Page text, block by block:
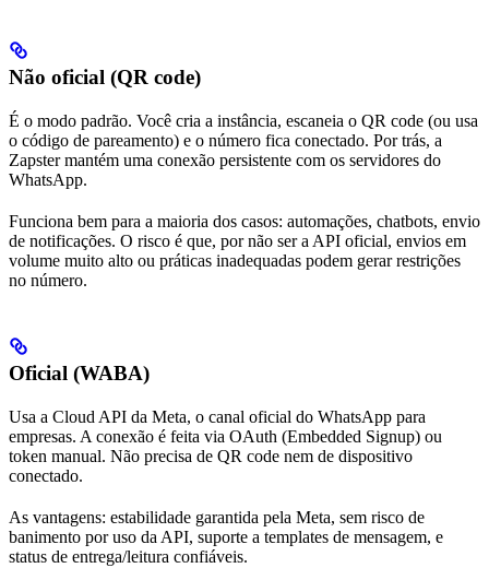
Não oficial (QR code)
É o modo padrão. Você cria a instância, escaneia o QR code (ou usa
o código de pareamento) e o número fica conectado. Por trás, a
Zapster mantém uma conexão persistente com os servidores do
WhatsApp.
Funciona bem para a maioria dos casos: automações, chatbots, envio
de notificações. O risco é que, por não ser a API oficial, envios em
volume muito alto ou práticas inadequadas podem gerar restrições
no número.
Oficial (WABA)
Usa a Cloud API da Meta, o canal oficial do WhatsApp para
empresas. A conexão é feita via OAuth (Embedded Signup) ou
token manual. Não precisa de QR code nem de dispositivo
conectado.
As vantagens: estabilidade garantida pela Meta, sem risco de
banimento por uso da API, suporte a templates de mensagem, e
status de entrega/leitura confiáveis.